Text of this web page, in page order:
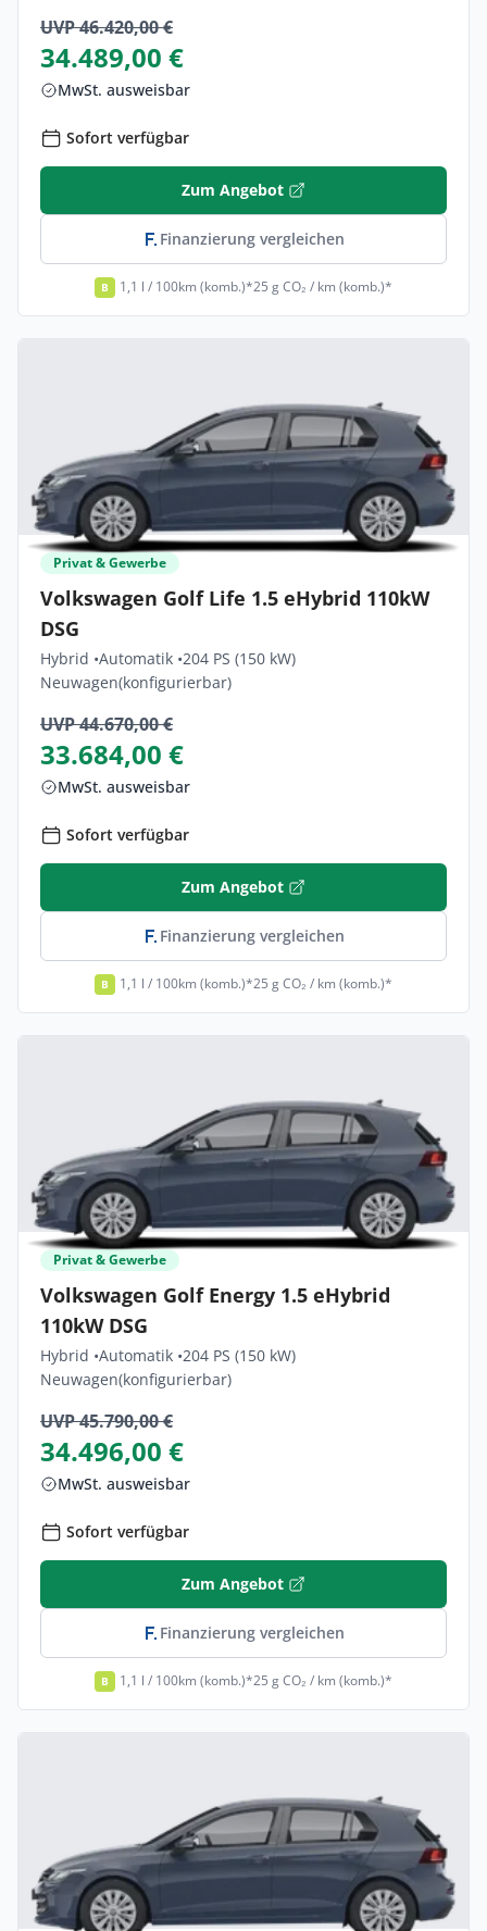
UVP 46.420,00 €
34.489,00 €
MwSt. ausweisbar
Sofort verfügbar
Zum Angebot
Finanzierung vergleichen
B 1,1 l / 100km (komb.)*25 g CO₂ / km (komb.)*
Privat & Gewerbe
Volkswagen Golf Life 1.5 eHybrid 110kW
DSG
Hybrid •Automatik •204 PS (150 kW)
Neuwagen(konfigurierbar)
UVP 44.670,00 €
33.684,00 €
MwSt. ausweisbar
Sofort verfügbar
Zum Angebot
Finanzierung vergleichen
B 1,1 l / 100km (komb.)*25 g CO₂ / km (komb.)*
Privat & Gewerbe
Volkswagen Golf Energy 1.5 eHybrid
110kW DSG
Hybrid •Automatik •204 PS (150 kW)
Neuwagen(konfigurierbar)
UVP 45.790,00 €
34.496,00 €
MwSt. ausweisbar
Sofort verfügbar
Zum Angebot
Finanzierung vergleichen
B 1,1 l / 100km (komb.)*25 g CO₂ / km (komb.)*